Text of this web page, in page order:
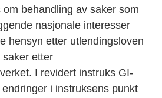
behandling av saker som
nasjonale interesser
hensyn etter utlendingsloven
saker etter
I revidert instruks GI-
i instruksens punkt